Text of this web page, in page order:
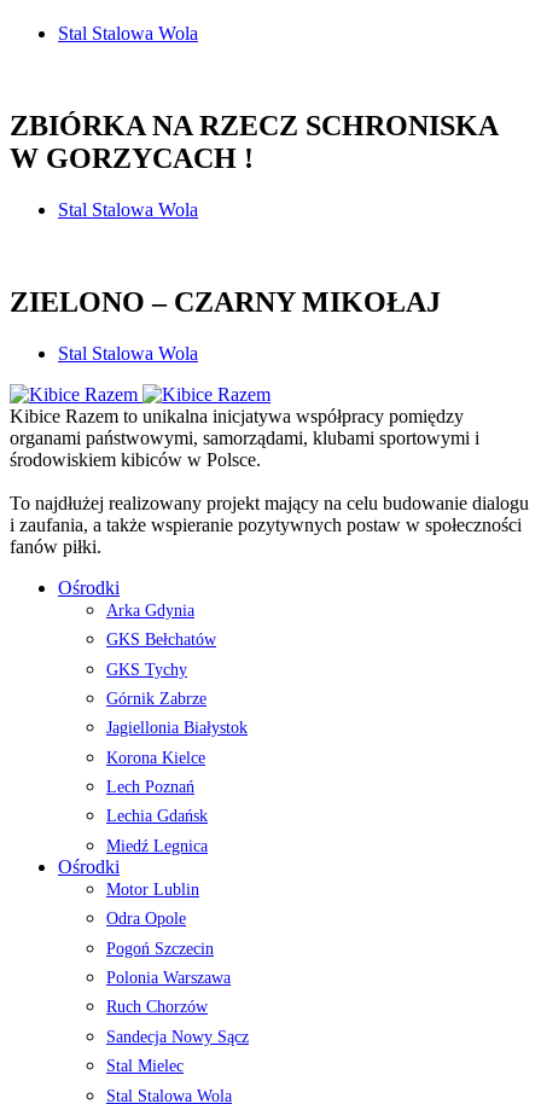
Stal Stalowa Wola
ZBIÓRKA NA RZECZ SCHRONISKA
W GORZYCACH !
Stal Stalowa Wola
ZIELONO – CZARNY MIKOŁAJ
Stal Stalowa Wola
Kibice Razem to unikalna inicjatywa współpracy pomiędzy
organami państwowymi, samorządami, klubami sportowymi i
środowiskiem kibiców w Polsce.
To najdłużej realizowany projekt mający na celu budowanie dialogu
i zaufania, a także wspieranie pozytywnych postaw w społeczności
fanów piłki.
Ośrodki
Arka Gdynia
GKS Bełchatów
GKS Tychy
Górnik Zabrze
Jagiellonia Białystok
Korona Kielce
Lech Poznań
Lechia Gdańsk
Miedź Legnica
Ośrodki
Motor Lublin
Odra Opole
Pogoń Szczecin
Polonia Warszawa
Ruch Chorzów
Sandecja Nowy Sącz
Stal Mielec
Stal Stalowa Wola